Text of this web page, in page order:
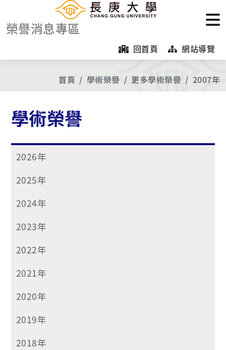
榮譽消息專區
回首頁 網站導覽
首頁 學術榮譽 更多學術榮譽 2007年
學術榮譽
2026年
2025年
2024年
2023年
2022年
2021年
2020年
2019年
2018年